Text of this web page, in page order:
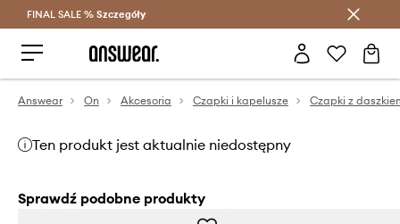
Oszczędzaj z Answear Club >
FINAL SALE % Szczegóły
Answear On Akcesoria Czapki i kapelusze Czapki z
Ten produkt jest aktualnie niedostępny
Sprawdź podobne produkty